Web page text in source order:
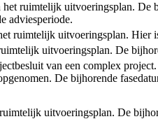
ruimtelijk uitvoeringsplan.
adviesperiode.
ruimtelijk uitvoeringsplan. Hier
uitvoeringsplan. De
van een complex
De bijhorende
uitvoeringsplan. De